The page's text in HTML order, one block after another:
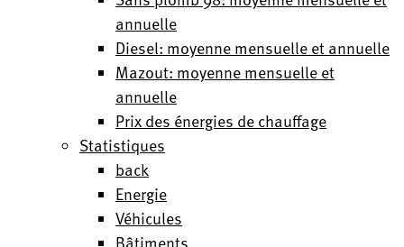
annuelle
Diesel: moyenne mensuelle et annuelle
Mazout: moyenne mensuelle et
annuelle
Prix des énergies de chauffage
Statistiques
back
Energie
Véhicules
Bâtiments